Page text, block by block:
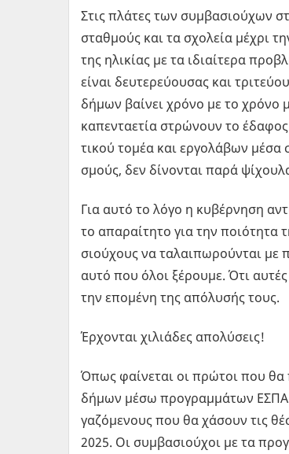
Στις πλά­τες των συ­µβα­σιού­χων
στα­θµούς και τα σχο­λεία µέχρι
της ηλι­κί­ας µε τα ιδιαί­τε­ρα
είναι δευ­τε­ρεύ­ου­σας και
δήµων βαί­νει χρόνο µε το χρόνο
κα­πε­ντα­ε­τία στρώ­νουν το
τι­κού τοµέα και ερ­γο­λά­βων
σµούς, δεν δί­νο­νται παρά
Για αυτό το λόγο η κυ­βέρ­νη­ση
το απα­ραί­τη­το για την
σιού­χους να τα­λαι­πω­ρού­νται µε
αυτό που όλοι ξέ­ρου­µε. Ότι
την επο­µέ­νη της από­λυ­σής τους.
Έρ­χο­νται χι­λιά­δες απο­λύ­σεις!
Όπως φαί­νε­ται οι πρώ­τοι που θα
δήµων µέσω προ­γρα­µµά­των ΕΣΠΑ.
γα­ζό­µε­νους που θα χά­σουν τις
2025. Οι συ­µβα­σιού­χοι µε τα